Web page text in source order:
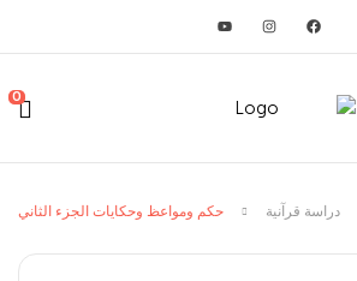
0
دراسة قرآنية حكم ومواعظ وحكايات الجزء الثاني